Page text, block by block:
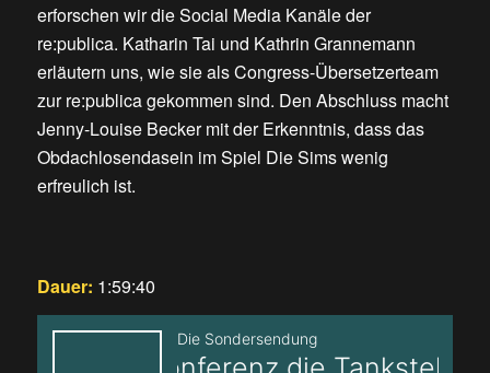
erforschen wir die Social Media Kanäle der
re:publica. Katharin Tai und Kathrin Grannemann
erläutern uns, wie sie als Congress-Übersetzerteam
zur re:publica gekommen sind. Den Abschluss macht
Jenny-Louise Becker mit der Erkenntnis, dass das
Obdachlosendasein im Spiel Die Sims wenig
erfreulich ist.
Dauer: 1:59:40